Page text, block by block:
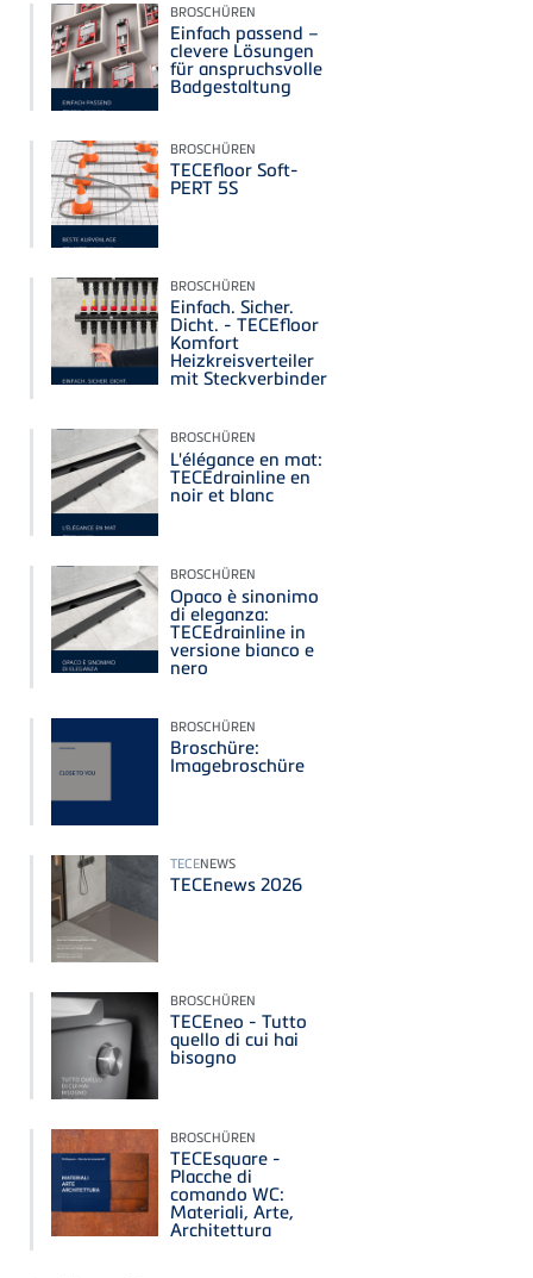
BROSCHÜREN
Einfach passend –
clevere Lösungen
für anspruchsvolle
Badgestaltung
BROSCHÜREN
TECEfloor Soft-
PERT 5S
BROSCHÜREN
Einfach. Sicher.
Dicht. - TECEfloor
Komfort
Heizkreisverteiler
mit Steckverbinder
BROSCHÜREN
L'élégance en mat:
TECEdrainline en
noir et blanc
BROSCHÜREN
Opaco è sinonimo
di eleganza:
TECEdrainline in
versione bianco e
nero
BROSCHÜREN
Broschüre:
Imagebroschüre
TECENEWS
TECEnews 2026
BROSCHÜREN
TECEneo - Tutto
quello di cui hai
bisogno
BROSCHÜREN
TECEsquare -
Placche di
comando WC:
Materiali, Arte,
Architettura